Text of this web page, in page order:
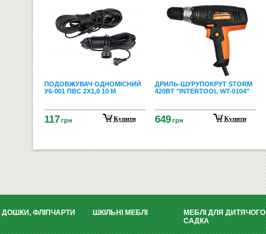
ПОДОВЖУВАЧ ОДНОМІСНИЙ
У6-001 ПВС 2Х1,0 10 М
117 грн Купити
ДРИЛЬ-ШУРУПОКРУТ STORM
420ВТ "INTERTOOL WT-0104"
649 грн Купити
ДОШКИ, ФЛІПЧАРТИ ШКІЛЬНІ МЕБЛІ
МЕБЛІ ДЛЯ ДИТЯЧОГО
САДКА